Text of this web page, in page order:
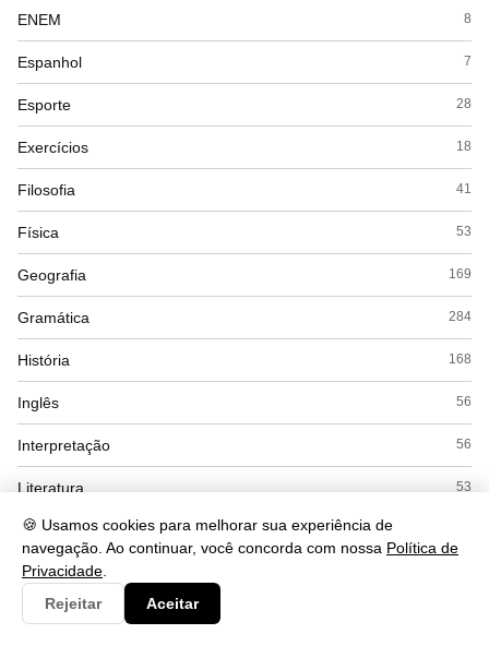
🍪 Usamos cookies para melhorar sua experiência de
navegação. Ao continuar, você concorda com nossa Política de
Privacidade
Rejeitar
Aceitar
ENEM 8
Espanhol 7
Esporte 28
Exercícios 18
Filosofia 41
Física 53
Geografia 169
Gramática 284
História 168
Inglês 56
Interpretação 56
Literatura 53
Matemática
Politica
Química